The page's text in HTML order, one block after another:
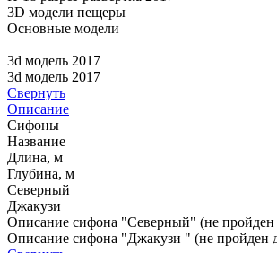
3D модели пещеры
Основные модели
3d модель 2017
3d модель 2017
Свернуть
Описание
Сифоны
Название
Длина, м
Глубина, м
Северный
Джакузи
Описание сифона "Северный" (не пройден
Описание сифона "Джакузи " (не пройден